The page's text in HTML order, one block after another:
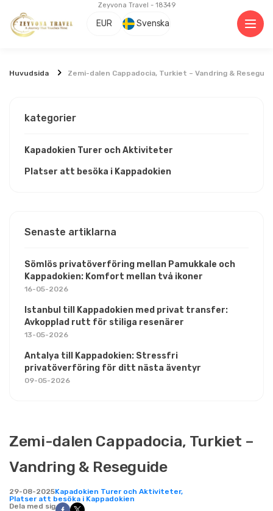
Zeyvona Travel - 18349
EUR Svenska
Huvudsida Zemi-dalen Cappadocia, Turkiet – Vandring &
Zemi-dalen Cappadocia, Turkiet –
Vandring & Reseguide
29-08-2025Kapadokien Turer och Aktiviteter,
Platser att besöka i Kappadokien
Dela med sig
kategorier
Kapadokien Turer och Aktiviteter
Platser att besöka i Kappadokien
Senaste artiklarna
Sömlös privatöverföring mellan Pamukkale och
Kappadokien: Komfort mellan två ikoner
16-05-2026
Istanbul till Kappadokien med privat transfer:
Avkopplad rutt för stiliga resenärer
13-05-2026
Antalya till Kappadokien: Stressfri
privatöverföring för ditt nästa äventyr
09-05-2026